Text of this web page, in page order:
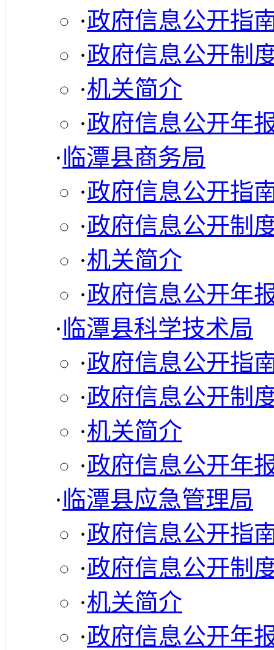
·政府信息公开指
·政府信息公开制
·机关简介
·政府信息公开年
·临潭县商务局
·政府信息公开指
·政府信息公开制
·机关简介
·政府信息公开年
·临潭县科学技术局
·政府信息公开指
·政府信息公开制
·机关简介
·政府信息公开年
·临潭县应急管理局
·政府信息公开指
·政府信息公开制
·机关简介
·政府信息公开年